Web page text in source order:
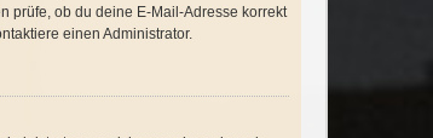
prüfe, ob du deine E-Mail-Adresse korrekt
einen Administrator.